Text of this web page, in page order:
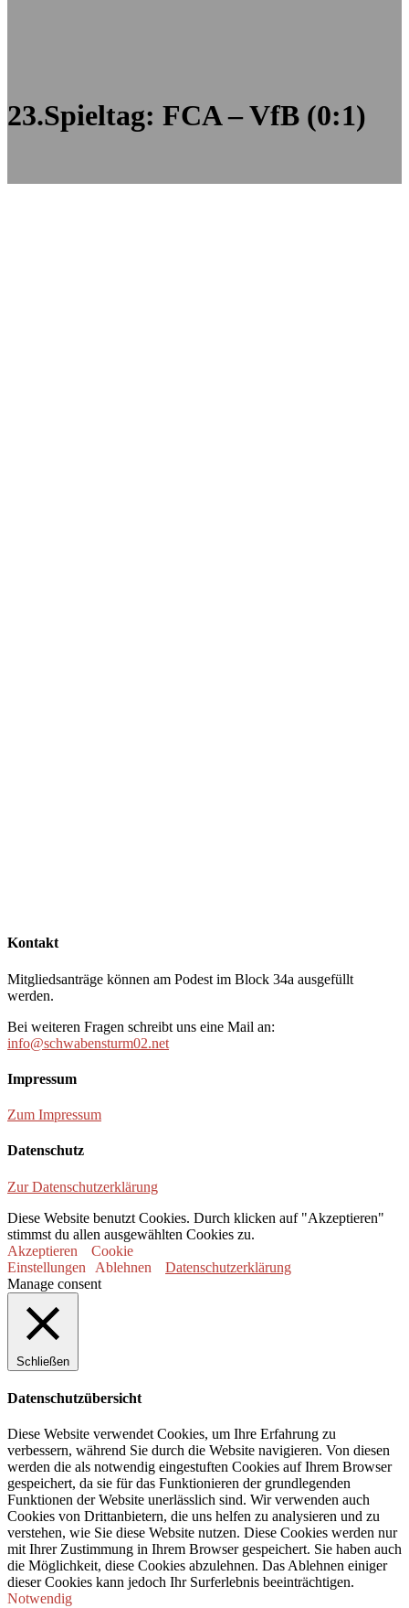
23.Spieltag: FCA – VfB (0:1)
Kontakt
Mitgliedsanträge können am Podest im Block 34a ausgefüllt
werden.
Bei weiteren Fragen schreibt uns eine Mail an:
info@schwabensturm02.net
Impressum
Zum Impressum
Datenschutz
Zur Datenschutzerklärung
Diese Website benutzt Cookies. Durch klicken auf "Akzeptieren"
stimmst du allen ausgewählten Cookies zu.
Akzeptieren
Cookie
Einstellungen
Ablehnen
Datenschutzerklärung
Manage consent
Schließen
Datenschutzübersicht
Diese Website verwendet Cookies, um Ihre Erfahrung zu
verbessern, während Sie durch die Website navigieren. Von diesen
werden die als notwendig eingestuften Cookies auf Ihrem Browser
gespeichert, da sie für das Funktionieren der grundlegenden
Funktionen der Website unerlässlich sind. Wir verwenden auch
Cookies von Drittanbietern, die uns helfen zu analysieren und zu
verstehen, wie Sie diese Website nutzen. Diese Cookies werden nur
mit Ihrer Zustimmung in Ihrem Browser gespeichert. Sie haben auch
die Möglichkeit, diese Cookies abzulehnen. Das Ablehnen einiger
dieser Cookies kann jedoch Ihr Surferlebnis beeinträchtigen.
Notwendig